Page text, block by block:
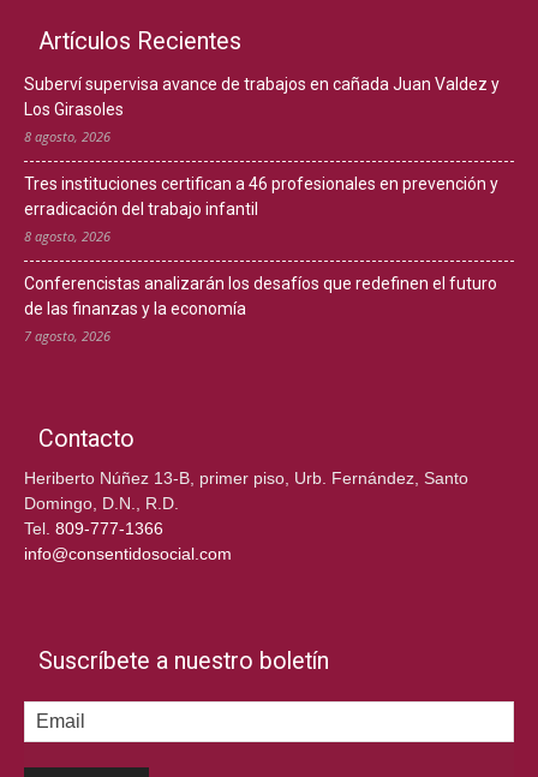
Artículos Recientes
Suberví supervisa avance de trabajos en cañada Juan Valdez y
Los Girasoles
8 agosto, 2026
Tres instituciones certifican a 46 profesionales en prevención y
erradicación del trabajo infantil
8 agosto, 2026
Conferencistas analizarán los desafíos que redefinen el futuro
de las finanzas y la economía
7 agosto, 2026
Contacto
Heriberto Núñez 13-B, primer piso, Urb. Fernández, Santo
Domingo, D.N., R.D.
Tel. 809-777-1366
info@consentidosocial.com
Suscríbete a nuestro boletín